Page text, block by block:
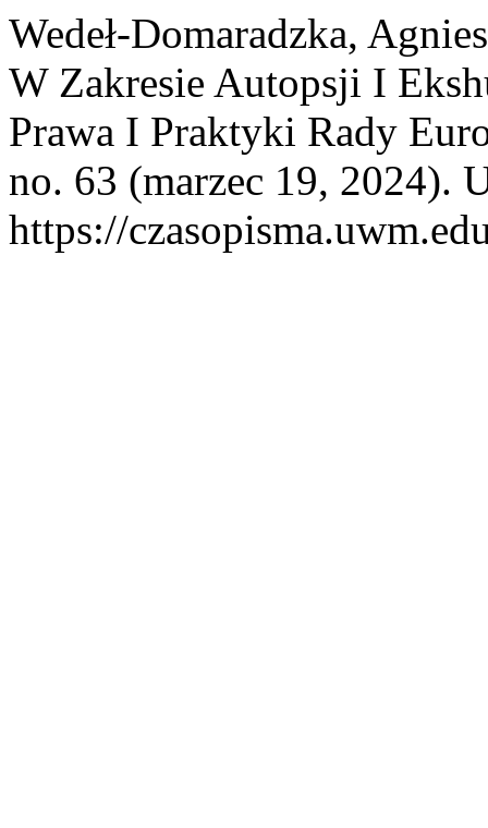
Wedeł-Domaradzka,
W Zakresie Autopsji I
Prawa I Praktyki Rady
no. 63 (marzec 19, 2024).
https://